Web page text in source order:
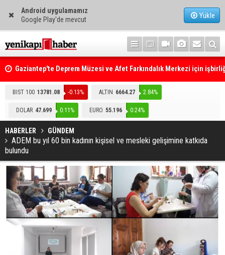
Android uygulamamız
Google Play'de mevcut
Yükle
Gaziantep'te Deprem Müzesi ve Afet Farkındalık Merkezi için
Resmi Gazete'de Bugün
BIST 100 13781.08 -0.13% ALTIN 6664.27 2.84%
DOLAR 47.699 0.11% EURO 55.196 0.24%
HABERLER GÜNDEM
ADEM bu yıl 60 bin kadının kişisel ve mesleki gelişimine katkıda
bulundu